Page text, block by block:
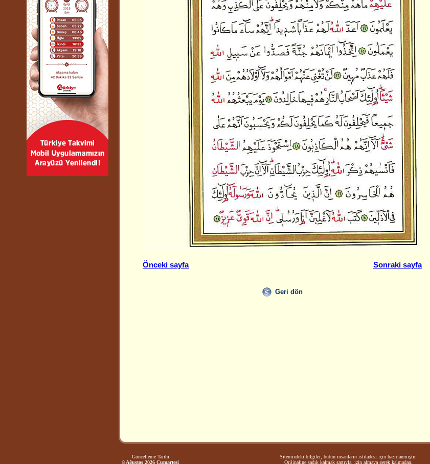
Önceki sayfa Sonraki sayfa
Geri dön
Güncelleme Tarihi
8 Ağustos 2026 Cumartesi
Sitemizdeki bilgiler, bütün insanların istifadesi için hazırlanmıştır.
Orijinaline sadık kalmak şartıyla, izin almaya gerek kalmadan,